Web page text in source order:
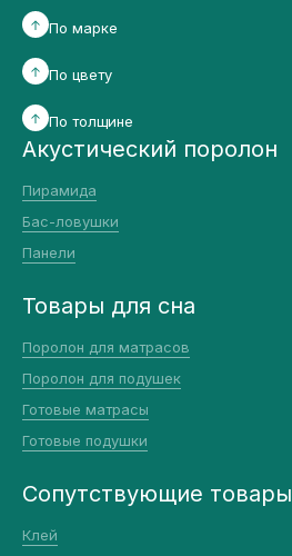
По марке
По цвету
По толщине
Акустический поролон
Пирамида
Бас-ловушки
Панели
Товары для сна
Поролон для матрасов
Поролон для подушек
Готовые матрасы
Готовые подушки
Сопутствующие товары
Клей